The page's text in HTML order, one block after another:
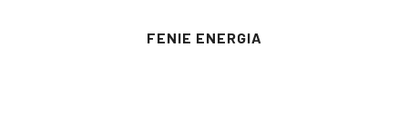
FENIE ENERGIA